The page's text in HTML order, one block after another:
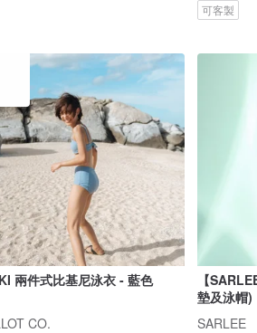
可客製
兩件式比基尼泳衣 - 藍色
CO.
【
墊及泳帽)
SARLEE